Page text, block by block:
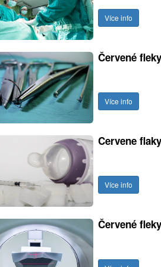
Více info
Červené
Více info
Cervene
Více info
Červené